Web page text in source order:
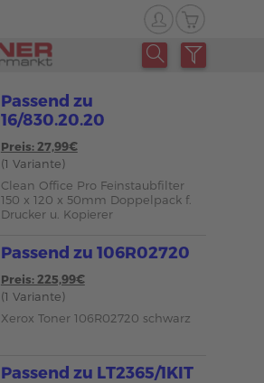
Passend zu
16/830.20.20
Preis: 27,99€
(1 Variante)
Clean Office Pro Feinstaubfilter
150 x 120 x 50mm Doppelpack f.
Drucker u. Kopierer
Passend zu 106R02720
Preis: 225,99€
(1 Variante)
Xerox Toner 106R02720 schwarz
Passend zu LT2365/1KIT